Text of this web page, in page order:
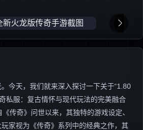
今天，我们就来深入探讨一下关于“1.80
私服：复古情怀与现代玩法的完美融合
传奇》问世以来，其独特的游戏设定、
家视为《传奇》系列中的经典之作，其